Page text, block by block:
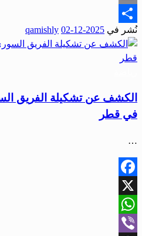
Email
Share
نُشر في 2025-12-02
qamishly
الكشف عن تشكيلة الفريق
في قطر
…
Facebook
X
WhatsApp